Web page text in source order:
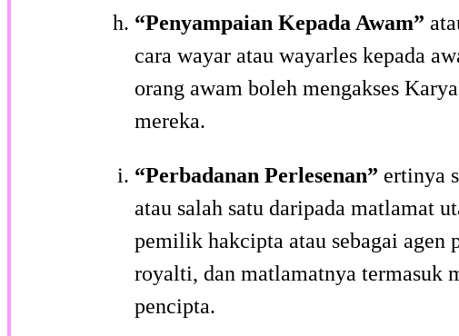
“Penyampaian Kepada Awam”
cara wayar atau wayarles kepada
orang awam boleh mengakses
mereka.
“Perbadanan Perlesenan” ertinya
atau salah satu daripada matlamat
pemilik hakcipta atau sebagai agen
royalti, dan matlamatnya termasuk
pencipta.